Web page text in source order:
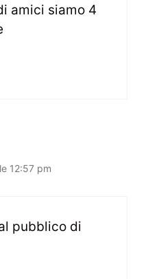
amici siamo 4
12:57 pm
pubblico di